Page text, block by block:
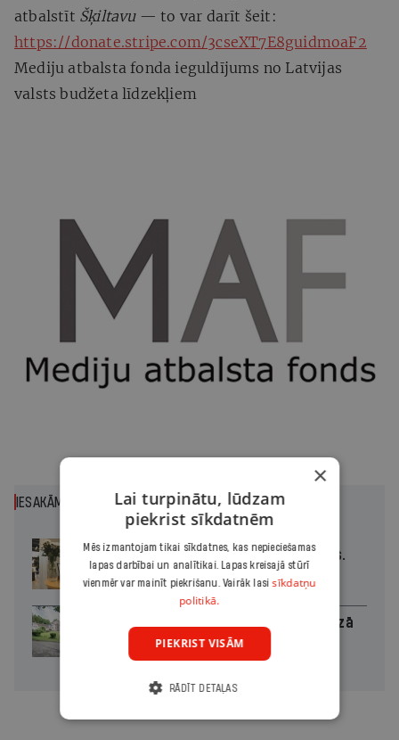
atbalstīt Šķiltavu— to var darīt šeit:
https://donate.stripe.com/3cseXT7E8guidmoaF2
Mediju atbalsta fonda ieguldījums no Latvijas
valsts budžeta līdzekļiem
IESAKĀM
Policists cietumā, skolotājs – kapos.
Reibuma cena Priekulē
Kaucmindes pils atjaunotāja bez rozā
×
Lai turpinātu, lūdzam
piekrist sīkdatnēm
Mēs izmantojam tikai sīkdatnes, kas nepieciešamas
lapas darbībai un analītikai. Lapas kreisajā stūrī
vienmēr var mainīt piekrišanu. Vairāk lasisīkdatņu
politikā.
PIEKRIST VISĀM
RĀDĪT DETAĻAS